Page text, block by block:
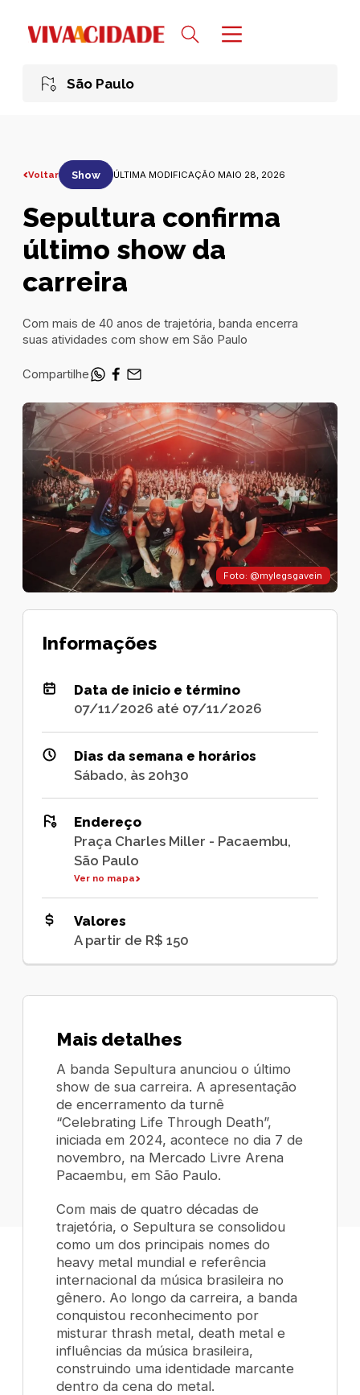
São Paulo
Voltar Show ÚLTIMA MODIFICAÇÃO MAIO 28, 2026
Sepultura confirma
último show da
carreira
Com mais de 40 anos de trajetória, banda encerra
suas atividades com show em São Paulo
Compartilhe
Foto: @mylegsgavein
Informações
Data de inicio e término
07/11/2026 até 07/11/2026
Dias da semana e horários
Sábado, às 20h30
Endereço
Praça Charles Miller - Pacaembu,
São Paulo
Ver no mapa
Valores
A partir de R$ 150
Mais detalhes
A banda Sepultura anunciou o último
show de sua carreira. A apresentação
de encerramento da turnê
“Celebrating Life Through Death”,
iniciada em 2024, acontece no dia 7 de
novembro, na Mercado Livre Arena
Pacaembu, em São Paulo.
Com mais de quatro décadas de
trajetória, o Sepultura se consolidou
como um dos principais nomes do
heavy metal mundial e referência
internacional da música brasileira no
gênero. Ao longo da carreira, a banda
conquistou reconhecimento por
misturar thrash metal, death metal e
influências da música brasileira,
construindo uma identidade marcante
dentro da cena do metal.